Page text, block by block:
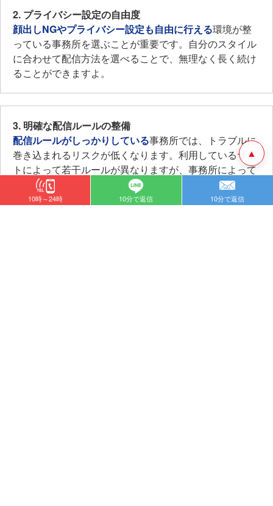
2. プライバシー設定の自由度
顔出しNGやプライバシー設定も自由に行える環境が整
っている事務所を選ぶことが重要です。​自分のスタイル
に合わせて配信方法を選べることで、無理なく長く続け
ることができますよ。​
3. 明確な配信ルールの整備
配信ルールがしっかりしている事務所では、トラブルに
巻き込まれるリスクが低くなります。利用しているサイ
トによって若干ルールが異なりますが、​事務所によって
は個人情報を話さない、視聴者との適切な距離感を保つ
などのルールが明確に定められており、ルールを守って
▲
10時～24時 10分で返信 10分で返信